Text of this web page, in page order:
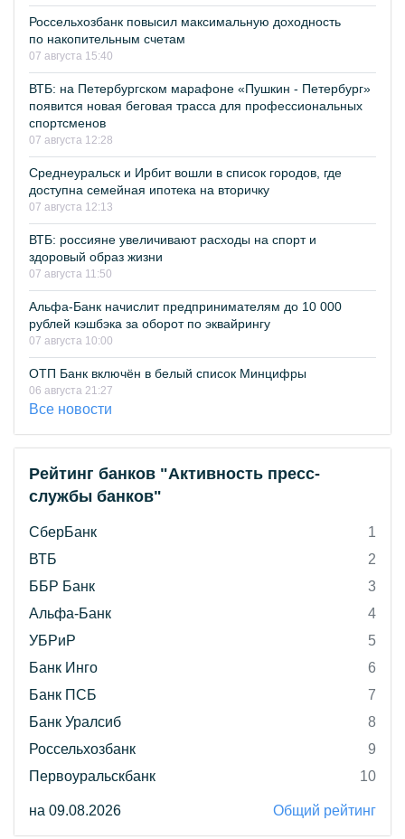
Россельхозбанк повысил максимальную доходность
по накопительным счетам
07 августа 15:40
ВТБ: на Петербургском марафоне «Пушкин - Петербург»
появится новая беговая трасса для профессиональных
спортсменов
07 августа 12:28
Среднеуральск и Ирбит вошли в список городов, где
доступна семейная ипотека на вторичку
07 августа 12:13
ВТБ: россияне увеличивают расходы на спорт и
здоровый образ жизни
07 августа 11:50
Альфа-Банк начислит предпринимателям до 10 000
рублей кэшбэка за оборот по эквайрингу
07 августа 10:00
ОТП Банк включён в белый список Минцифры
06 августа 21:27
Все новости
Рейтинг банков "Активность пресс-
службы банков"
СберБанк
1
ВТБ
2
ББР Банк
3
Альфа-Банк
4
УБРиР
5
Банк Инго
6
Банк ПСБ
7
Банк Уралсиб
8
Россельхозбанк
9
Первоуральскбанк
10
на 09.08.2026 Общий рейтинг